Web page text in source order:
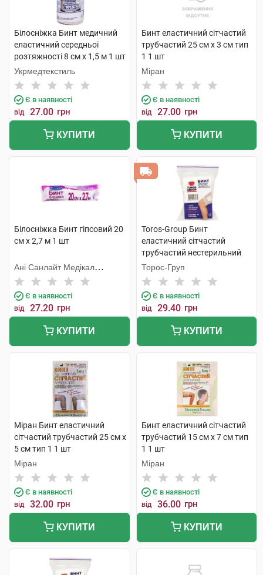
Білосніжка Бинт медичний
еластичний середньої
розтяжності 8 см х 1,5 м 1 шт
Укрмедтекстиль
Є в наявності
від 27.00 грн
КУПИТИ
Бинт еластичний сітчастий
трубчастий 25 см х 3 см тип
1 1 шт
Міран
Є в наявності
від 27.00 грн
КУПИТИ
Білосніжка Бинт гіпсовий 20
см х 2,7 м 1 шт
Ані Санлайт Медікал
Продактс
Є в наявності
від 27.20 грн
КУПИТИ
Toros-Group Бинт
еластичний сітчастий
трубчастий нестерильний
25х5 см голова та стегно 1
шт
Торос-Груп
Є в наявності
від 29.40 грн
КУПИТИ
Міран Бинт еластичний
сітчастий трубчастий 25 см х
5 см тип 1 1 шт
Міран
Є в наявності
від 32.00 грн
КУПИТИ
Бинт еластичний сітчастий
трубчастий 15 см х 7 см тип
1 1 шт
Міран
Є в наявності
від 36.00 грн
КУПИТИ